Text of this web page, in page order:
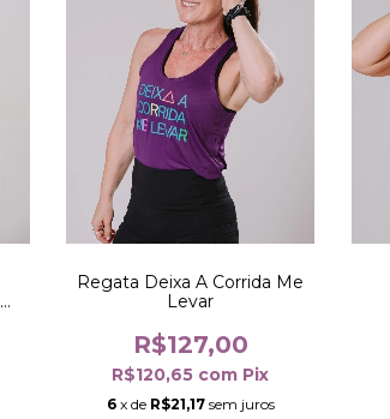
Regata Deixa A Corrida Me
Levar
R$127,00
R$120,65 com Pix
6 x de R$21,17 sem juros